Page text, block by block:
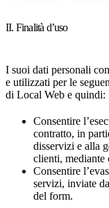
II. Finalità d’uso
I suoi dati personali
e utilizzati per le
di Local Web e quindi:
Consentire
contratto, in
disservizi e alla
clienti, mediante
Consentire
servizi, inviate
del form.